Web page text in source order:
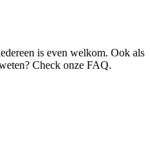
is even welkom. Ook als
Check onze FAQ.